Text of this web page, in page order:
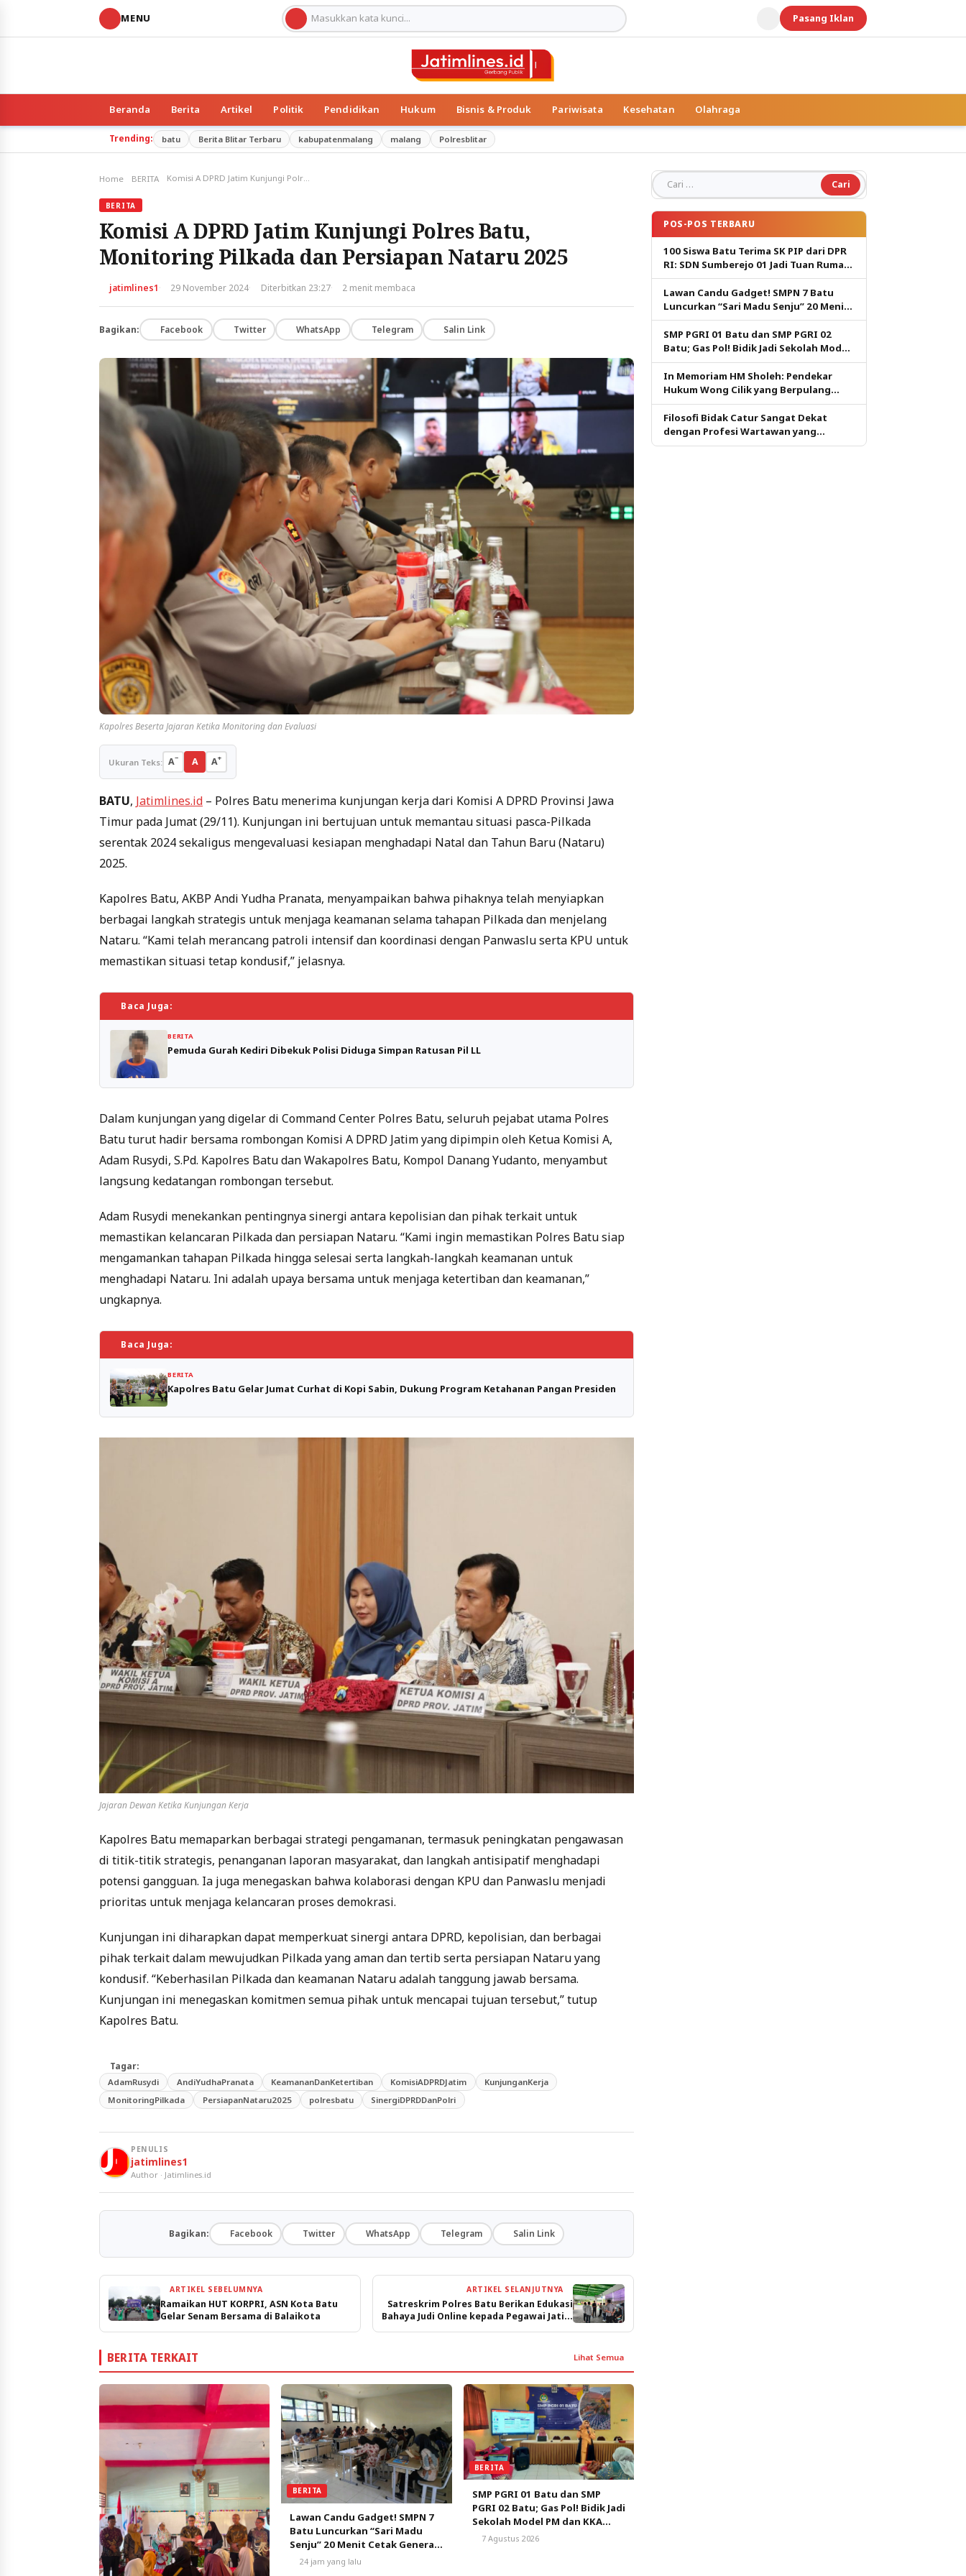
MENU Pasang Iklan
Beranda Berita Artikel Politik Pendidikan Hukum Bisnis & Produk Pariwisata Kesehatan Olahraga
Trending: batu Berita Blitar Terbaru kabupatenmalang malang Polresblitar
Home BERITA
BERITA
Komisi A DPRD Jatim Kunjungi Polres Batu,
Monitoring Pilkada dan Persiapan Nataru 2025
jatimlines1· 29 November 2024· Diterbitkan 23:27· 2 menit membaca
Bagikan: Facebook Twitter WhatsApp Telegram Salin Link
Kapolres Beserta Jajaran Ketika Monitoring dan Evaluasi
Ukuran Teks: A− A A+
BATU, Jatimlines.id – Polres Batu menerima kunjungan kerja dari Komisi A DPRD Provinsi Jawa
Timur pada Jumat (29/11). Kunjungan ini bertujuan untuk memantau situasi pasca-Pilkada
serentak 2024 sekaligus mengevaluasi kesiapan menghadapi Natal dan Tahun Baru (Nataru)
2025.
Kapolres Batu, AKBP Andi Yudha Pranata, menyampaikan bahwa pihaknya telah menyiapkan
berbagai langkah strategis untuk menjaga keamanan selama tahapan Pilkada dan menjelang
Nataru. “Kami telah merancang patroli intensif dan koordinasi dengan Panwaslu serta KPU untuk
memastikan situasi tetap kondusif,” jelasnya.
Baca Juga:
BERITA
Pemuda Gurah Kediri Dibekuk Polisi Diduga Simpan Ratusan Pil LL
Dalam kunjungan yang digelar di Command Center Polres Batu, seluruh pejabat utama Polres
Batu turut hadir bersama rombongan Komisi A DPRD Jatim yang dipimpin oleh Ketua Komisi A,
Adam Rusydi, S.Pd. Kapolres Batu dan Wakapolres Batu, Kompol Danang Yudanto, menyambut
langsung kedatangan rombongan tersebut.
Adam Rusydi menekankan pentingnya sinergi antara kepolisian dan pihak terkait untuk
memastikan kelancaran Pilkada dan persiapan Nataru. “Kami ingin memastikan Polres Batu siap
mengamankan tahapan Pilkada hingga selesai serta langkah-langkah keamanan untuk
menghadapi Nataru. Ini adalah upaya bersama untuk menjaga ketertiban dan keamanan,”
ungkapnya.
Baca Juga:
BERITA
Kapolres Batu Gelar Jumat Curhat di Kopi Sabin, Dukung Program Ketahanan Pangan Presiden
Jajaran Dewan Ketika Kunjungan Kerja
Kapolres Batu memaparkan berbagai strategi pengamanan, termasuk peningkatan pengawasan
di titik-titik strategis, penanganan laporan masyarakat, dan langkah antisipatif menghadapi
potensi gangguan. Ia juga menegaskan bahwa kolaborasi dengan KPU dan Panwaslu menjadi
prioritas untuk menjaga kelancaran proses demokrasi.
Kunjungan ini diharapkan dapat memperkuat sinergi antara DPRD, kepolisian, dan berbagai
pihak terkait dalam mewujudkan Pilkada yang aman dan tertib serta persiapan Nataru yang
kondusif. “Keberhasilan Pilkada dan keamanan Nataru adalah tanggung jawab bersama.
Kunjungan ini menegaskan komitmen semua pihak untuk mencapai tujuan tersebut,” tutup
Kapolres Batu.
Tagar:
AdamRusydi AndiYudhaPranata KeamananDanKetertiban KomisiADPRDJatim
KunjunganKerja
MonitoringPilkada
PersiapanNataru2025 polresbatu SinergiDPRDDanPolri
PENULIS
jatimlines1
Author · Jatimlines.id
Bagikan: Facebook Twitter WhatsApp Telegram Salin Link
ARTIKEL SEBELUMNYA
Ramaikan HUT KORPRI, ASN Kota Batu
Gelar Senam Bersama di Balaikota
ARTIKEL SELANJUTNYA
Satreskrim Polres Batu Berikan Edukasi
Bahaya Judi Online kepada Pegawai Jatim
BERITA TERKAIT Lihat Semua
BERITA
Lawan Candu Gadget! SMPN 7
Batu Luncurkan “Sari Madu
Senju” 20 Menit Cetak Generasi
Pembaca
24 jam yang lalu
BERITA
SMP PGRI 01 Batu dan SMP
PGRI 02 Batu; Gas Pol! Bidik Jadi
Sekolah Model PM dan KKA
Pertama di Kota Batu
7 Agustus 2026
Cari untuk:
POS-POS TERBARU
100 Siswa Batu Terima SK PIP dari DPR
RI: SDN Sumberejo 01 Jadi Tuan Rumah,
Harapan Baru Pendidikan Gratis
Lawan Candu Gadget! SMPN 7 Batu
Luncurkan “Sari Madu Senju” 20 Menit
Cetak Generasi Pembaca
SMP PGRI 01 Batu dan SMP PGRI 02
Batu; Gas Pol! Bidik Jadi Sekolah Model
PM dan KKA Pertama di Kota Batu
In Memoriam HM Sholeh: Pendekar
Hukum Wong Cilik yang Berpulang
dalam Ketulusan
Filosofi Bidak Catur Sangat Dekat
dengan Profesi Wartawan yang
Dituntut Berpikir Kritis